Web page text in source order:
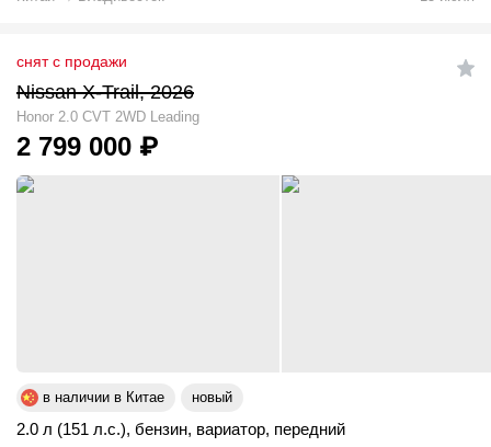
снят с продажи
Nissan X-Trail, 2026
Honor 2.0 CVT 2WD Leading
2 799 000 ₽
в наличии в Китае новый
2.0 л (151 л.с.), бензин, вариатор, передний